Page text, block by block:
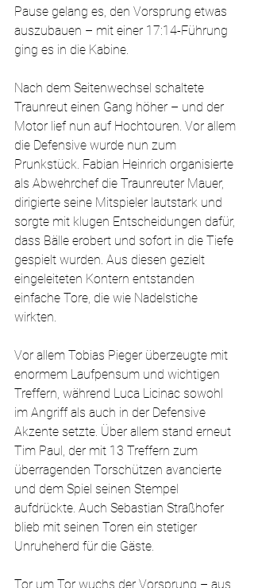
Pause gelang es, den Vorsprung etwas
auszubauen – mit einer 17:14-Führung
ging es in die Kabine.
Nach dem Seitenwechsel schaltete
Traunreut einen Gang höher – und der
Motor lief nun auf Hochtouren. Vor allem
die Defensive wurde nun zum
Prunkstück. Fabian Heinrich organisierte
als Abwehrchef die Traunreuter Mauer,
dirigierte seine Mitspieler lautstark und
sorgte mit klugen Entscheidungen dafür,
dass Bälle erobert und sofort in die Tiefe
gespielt wurden. Aus diesen gezielt
eingeleiteten Kontern entstanden
einfache Tore, die wie Nadelstiche
wirkten.
Vor allem Tobias Pieger überzeugte mit
enormem Laufpensum und wichtigen
Treffern, während Luca Licinac sowohl
im Angriff als auch in der Defensive
Akzente setzte. Über allem stand erneut
Tim Paul, der mit 13 Treffern zum
überragenden Torschützen avancierte
und dem Spiel seinen Stempel
aufdrückte. Auch Sebastian Straßhofer
blieb mit seinen Toren ein stetiger
Unruheherd für die Gäste.
Tor um Tor wuchs der Vorsprung – aus